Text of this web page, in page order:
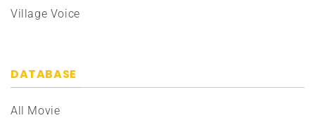
Village Voice
DATABASE
All Movie